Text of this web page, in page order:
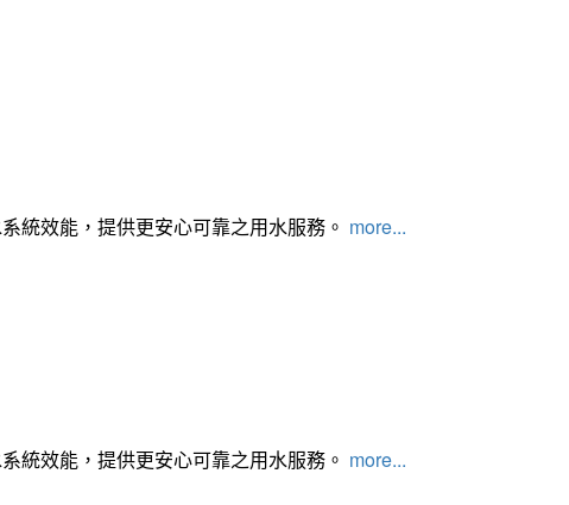
統效能，提供更安心可靠之用水服務。 more...
統效能，提供更安心可靠之用水服務。 more...